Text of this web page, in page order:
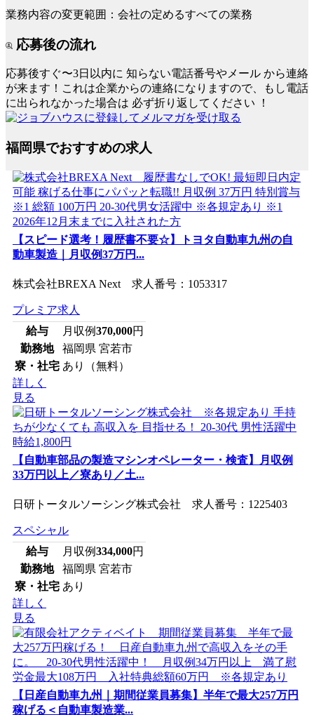
業務内容の変更範囲：会社の定めるすべての業務
応募後の流れ
応募後すぐ〜3日以内に 知らない電話番号やメール から連絡
が来ます！これは企業からの連絡になりますので、もし電話
に出られなかった場合は 必ず折り返してください ！
福岡県でおすすめの求人
【スピード選考！履歴書不要☆】トヨタ自動車九州の自
動車製造｜月収例37万円...
株式会社BREXA Next 求人番号：1053317
プレミア求人
給与
月収例370,000円
勤務地
福岡県 宮若市
寮・社宅 あり（無料）
詳しく
見る
【自動車部品の製造マシンオペレーター・検査】月収例
33万円以上／寮あり／土...
日研トータルソーシング株式会社 求人番号：1225403
スペシャル
給与
月収例334,000円
勤務地
福岡県 宮若市
寮・社宅 あり
詳しく
見る
【日産自動車九州｜期間従業員募集】半年で最大257万円
稼げる＜自動車製造業...